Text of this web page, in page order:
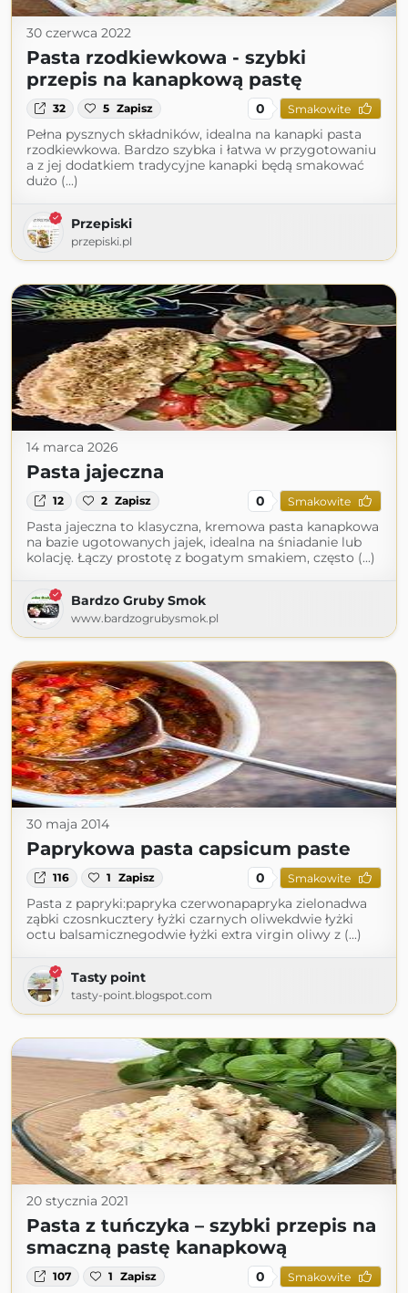
30 czerwca 2022
Pasta rzodkiewkowa - szybki
przepis na kanapkową pastę
32 5 Zapisz 0 Smakowite
Pełna pysznych składników, idealna na kanapki pasta
rzodkiewkowa. Bardzo szybka i łatwa w przygotowaniu
a z jej dodatkiem tradycyjne kanapki będą smakować
dużo (...)
Przepiski
przepiski.pl
14 marca 2026
Pasta jajeczna
12 2 Zapisz 0 Smakowite
Pasta jajeczna to klasyczna, kremowa pasta kanapkowa
na bazie ugotowanych jajek, idealna na śniadanie lub
kolację. Łączy prostotę z bogatym smakiem, często (...)
Bardzo Gruby Smok
www.bardzogrubysmok.pl
30 maja 2014
Paprykowa pasta capsicum paste
116 1 Zapisz 0 Smakowite
Pasta z papryki:papryka czerwonapapryka zielonadwa
ząbki czosnkucztery łyżki czarnych oliwekdwie łyżki
octu balsamicznegodwie łyżki extra virgin oliwy z (...)
Tasty point
tasty-point.blogspot.com
20 stycznia 2021
Pasta z tuńczyka – szybki przepis na
smaczną pastę kanapkową
107 1 Zapisz 0 Smakowite